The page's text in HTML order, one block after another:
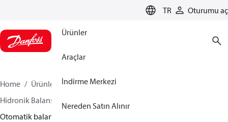
TR Oturumu aç
Ürünler
Araçlar
İndirme Merkezi
Nereden Satın Alınır
Home Ürünler
İklimlendirme Çözümleri - ısıtma
Hidronik Balans ve Kontrol
Otomatik balans aksesuarları